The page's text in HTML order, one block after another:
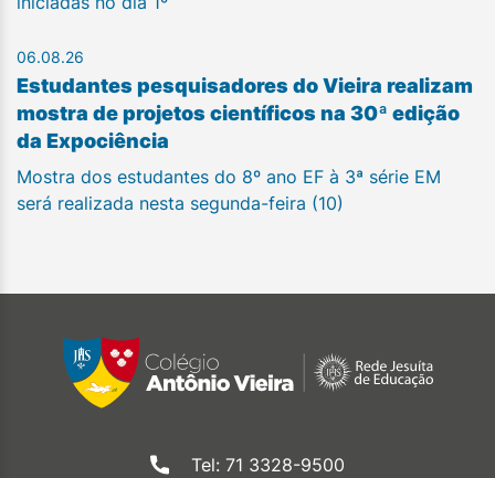
06.08.26
Estudantes pesquisadores do Vieira realizam
mostra de projetos científicos na 30ª edição
da Expociência
Mostra dos estudantes do 8º ano EF à 3ª série EM
será realizada nesta segunda-feira (10)
Tel: 71 3328-9500